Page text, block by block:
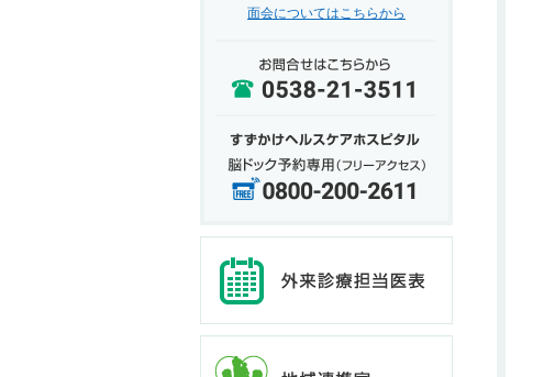
面会についてはこちらから